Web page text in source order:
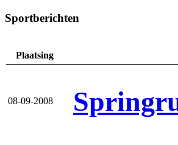
Sportberichten
Plaatsing
08-09-2008